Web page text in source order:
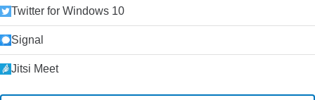
Twitter for Windows 10
Signal
Jitsi Meet